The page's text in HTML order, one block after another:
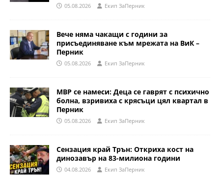
05.08.2026 Eкип ЗаПерник
Вече няма чакащи с години за
присъединяване към мрежата на ВиК –
Перник
05.08.2026 Eкип ЗаПерник
МВР се намеси: Деца се гаврят с психично
болна, взривиха с крясъци цял квартал в
Перник
05.08.2026 Eкип ЗаПерник
Сензация край Трън: Откриха кост на
динозавър на 83-милиона години
04.08.2026 Eкип ЗаПерник